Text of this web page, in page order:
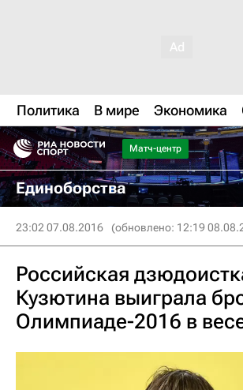
Политика В мире Экономика
Матч-центр
Единоборства
23:02 07.08.2016 (обновлено: 12:19
Российская
Кузютина выиграла
Олимпиаде-2016 в